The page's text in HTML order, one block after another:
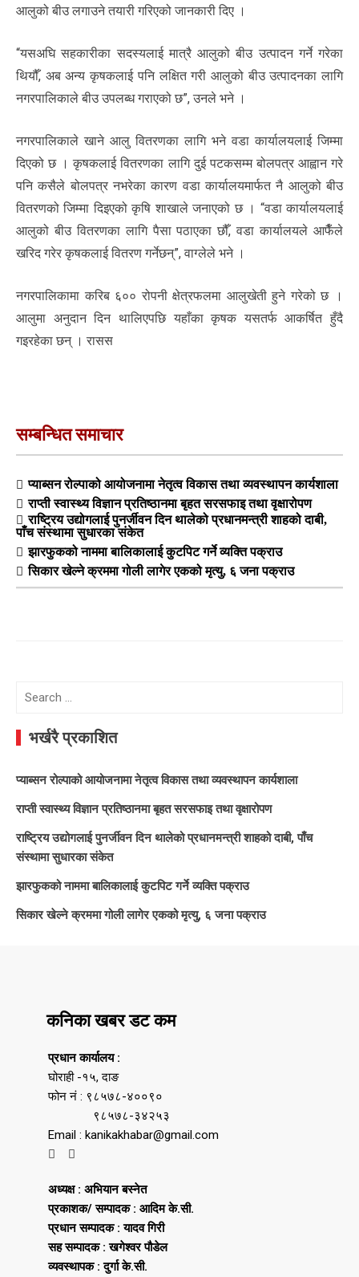
आलुको बीउ लगाउने तयारी गरिएको जानकारी दिए ।
“यसअघि सहकारीका सदस्यलाई मात्रै आलुको बीउ उत्पादन गर्ने गरेका
थियौँ, अब अन्य कृषकलाई पनि लक्षित गरी आलुको बीउ उत्पादनका लागि
नगरपालिकाले बीउ उपलब्ध गराएको छ”, उनले भने ।
नगरपालिकाले खाने आलु वितरणका लागि भने वडा कार्यालयलाई जिम्मा
दिएको छ । कृषकलाई वितरणका लागि दुई पटकसम्म बोलपत्र आह्वान गरे
पनि कसैले बोलपत्र नभरेका कारण वडा कार्यालयमार्फत नै आलुको बीउ
वितरणको जिम्मा दिइएको कृषि शाखाले जनाएको छ । “वडा कार्यालयलाई
आलुको बीउ वितरणका लागि पैसा पठाएका छौँ, वडा कार्यालयले आफैँले
खरिद गरेर कृषकलाई वितरण गर्नेछन्”, वाग्लेले भने ।
नगरपालिकामा करिब ६०० रोपनी क्षेत्रफलमा आलुखेती हुने गरेको छ ।
आलुमा अनुदान दिन थालिएपछि यहाँका कृषक यसतर्फ आकर्षित हुँदै
गइरहेका छन् । रासस
सम्बन्धित समाचार
प्याब्सन रोल्पाको आयोजनामा नेतृत्व विकास तथा व्यवस्थापन कार्यशाला
राप्ती स्वास्थ्य विज्ञान प्रतिष्ठानमा बृहत सरसफाइ तथा वृक्षारोपण
राष्ट्रिय उद्योगलाई पुनर्जीवन दिन थालेको प्रधानमन्त्री शाहको दाबी,
पाँच संस्थामा सुधारका संकेत
झारफुकको नाममा बालिकालाई कुटपिट गर्ने व्यक्ति पक्राउ
सिकार खेल्ने क्रममा गोली लागेर एकको मृत्यु, ६ जना पक्राउ
Search
भर्खरै प्रकाशित
प्याब्सन रोल्पाको आयोजनामा नेतृत्व विकास तथा व्यवस्थापन कार्यशाला
राप्ती स्वास्थ्य विज्ञान प्रतिष्ठानमा बृहत सरसफाइ तथा वृक्षारोपण
राष्ट्रिय उद्योगलाई पुनर्जीवन दिन थालेको प्रधानमन्त्री शाहको दाबी, पाँच
संस्थामा सुधारका संकेत
झारफुकको नाममा बालिकालाई कुटपिट गर्ने व्यक्ति पक्राउ
सिकार खेल्ने क्रममा गोली लागेर एकको मृत्यु, ६ जना पक्राउ
कनिका खबर डट कम
प्रधान कार्यालय :
घोराही -१५, दाङ
फोन नं : ९८५७८-४००९०
९८५७८-३४२५३
Email : kanikakhabar@gmail.com
अध्यक्ष : अभियान बस्नेत
प्रकाशक/ सम्पादक : आदिम के.सी.
प्रधान सम्पादक : यादव गिरी
सह सम्पादक : खगेश्वर पौडेल
व्यवस्थापक : दुर्गा के.सी.